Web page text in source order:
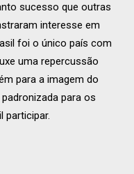
sucesso que outras
interesse em
foi o único país com
uma repercussão
para a imagem do
para os
participar.